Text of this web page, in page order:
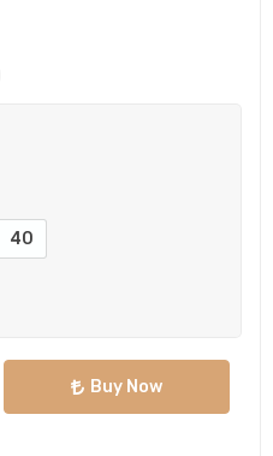
40
Buy Now